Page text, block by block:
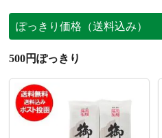
ぽっきり価格（送料込み）
500円ぽっきり